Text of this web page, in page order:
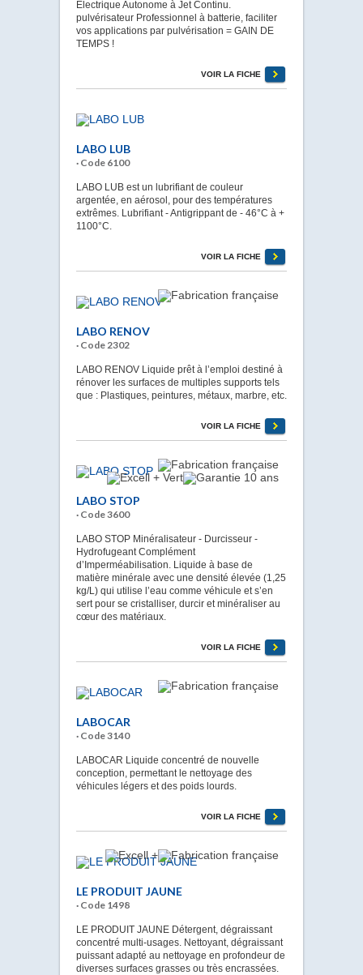
Électrique Autonome à Jet Continu.
pulvérisateur Professionnel à batterie, faciliter
vos applications par pulvérisation = GAIN DE
TEMPS !
VOIR LA FICHE
LABO LUB
· Code 6100
LABO LUB est un lubrifiant de couleur
argentée, en aérosol, pour des températures
extrêmes. Lubrifiant - Antigrippant de - 46°C à +
1100°C.
VOIR LA FICHE
LABO RENOV
· Code 2302
LABO RENOV Liquide prêt à l’emploi destiné à
rénover les surfaces de multiples supports tels
que : Plastiques, peintures, métaux, marbre, etc.
VOIR LA FICHE
LABO STOP
· Code 3600
LABO STOP Minéralisateur - Durcisseur -
Hydrofugeant Complément
d’Imperméabilisation. Liquide à base de
matière minérale avec une densité élevée (1,25
kg/L) qui utilise l’eau comme véhicule et s’en
sert pour se cristalliser, durcir et minéraliser au
cœur des matériaux.
VOIR LA FICHE
LABOCAR
· Code 3140
LABOCAR Liquide concentré de nouvelle
conception, permettant le nettoyage des
véhicules légers et des poids lourds.
VOIR LA FICHE
LE PRODUIT JAUNE
· Code 1498
LE PRODUIT JAUNE Détergent, dégraissant
concentré multi-usages. Nettoyant, dégraissant
puissant adapté au nettoyage en profondeur de
diverses surfaces grasses ou très encrassées.